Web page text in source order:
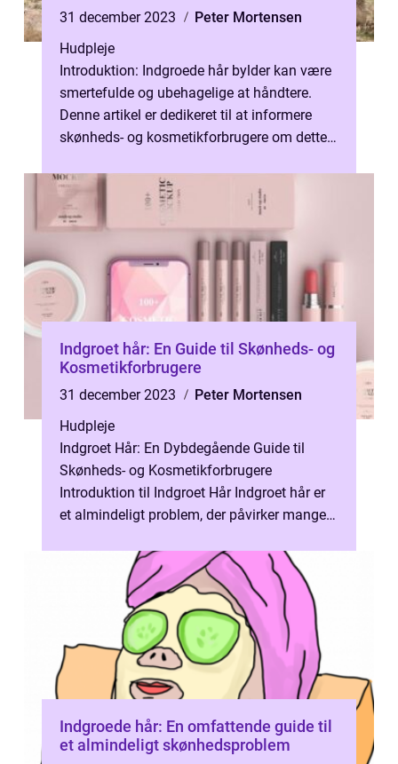
31 december 2023
Peter Mortensen
Hudpleje
Introduktion: Indgroede hår bylder kan være
smertefulde og ubehagelige at håndtere.
Denne artikel er dedikeret til at informere
skønheds- og kosmetikforbrugere om dette
Indgroet hår: En Guide til Skønheds- og
Kosmetikforbrugere
31 december 2023
Peter Mortensen
Hudpleje
Indgroet Hår: En Dybdegående Guide til
Skønheds- og Kosmetikforbrugere
Introduktion til Indgroet Hår Indgroet hår er
et almindeligt problem, der påvirker mange
Indgroede hår: En omfattende guide til
et almindeligt skønhedsproblem